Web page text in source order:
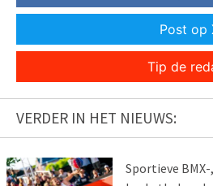
Post op
Tip de
VERDER IN HET NIEUWS:
Sportieve